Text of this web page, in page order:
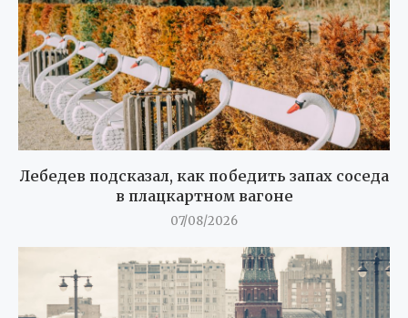
Лебедев подсказал, как победить запах соседа
в плацкартном вагоне
07/08/2026